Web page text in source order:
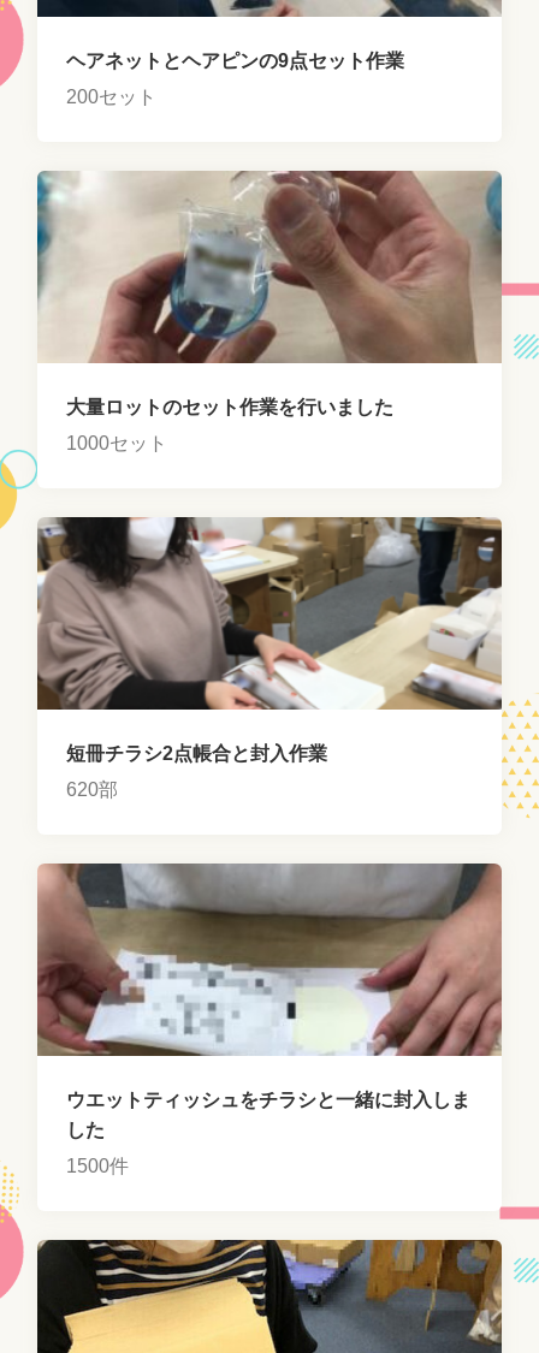
ヘアネットとヘアピンの9点セット作業
200セット
大量ロットのセット作業を行いました
1000セット
短冊チラシ2点帳合と封入作業
620部
ウエットティッシュをチラシと一緒に封入しま
した
1500件